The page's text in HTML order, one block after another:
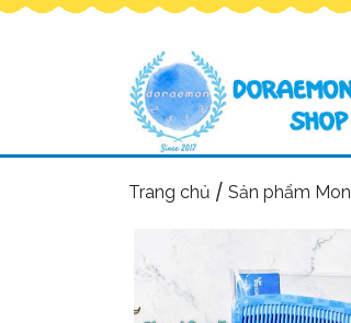
Trang chủ / Sản phẩm Mon